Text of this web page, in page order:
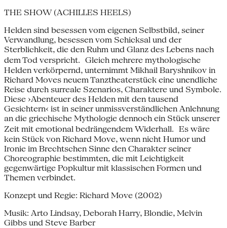
THE SHOW (ACHILLES HEELS)
Helden sind besessen vom eigenen Selbstbild, seiner
Verwandlung, besessen vom Schicksal und der
Sterblichkeit, die den Ruhm und Glanz des Lebens nach
dem Tod verspricht. Gleich mehrere mythologische
Helden verkörpernd, unternimmt Mikhail Baryshnikov in
Richard Moves neuem Tanztheaterstück eine unendliche
Reise durch surreale Szenarios, Charaktere und Symbole.
Diese ›Abenteuer des Helden mit den tausend
Gesichtern‹ ist in seiner unmissverständlichen Anlehnung
an die griechische Mythologie dennoch ein Stück unserer
Zeit mit emotional bedrängendem Widerhall. Es wäre
kein Stück von Richard Move, wenn nicht Humor und
Ironie im Brechtschen Sinne den Charakter seiner
Choreographie bestimmten, die mit Leichtigkeit
gegenwärtige Popkultur mit klassischen Formen und
Themen verbindet.
Konzept und Regie: Richard Move (2002)
Musik: Arto Lindsay, Deborah Harry, Blondie, Melvin
Gibbs und Steve Barber